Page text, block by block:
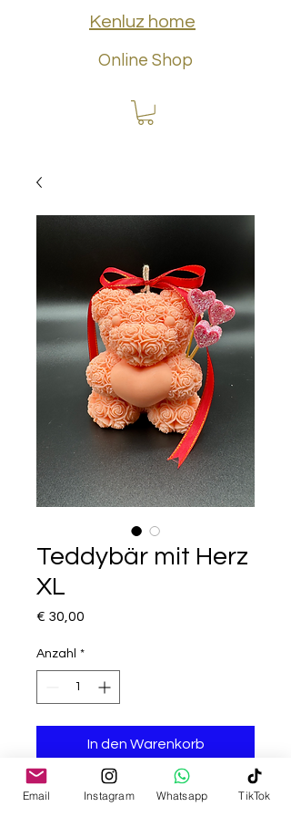
Kenluz home
Online Shop
Teddybär mit Herz
XL
€ 30,00
Anzahl *
In den Warenkorb
Email Instagram Whatsapp TikTok